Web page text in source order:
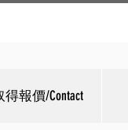
得報價/Contact